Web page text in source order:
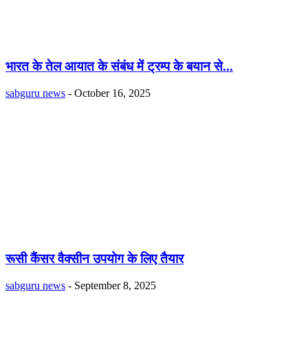
भारत के तेल आयात के संबंध में ट्रम्प के बयान से...
sabguru news - October 16, 2025
रूसी कैंसर वैक्सीन उपयोग के लिए तैयार
sabguru news - September 8, 2025